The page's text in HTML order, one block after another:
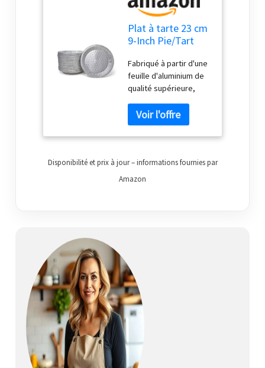
Plat à tarte 23 cm
9-Inch Pie/Tart
Fabriqué à partir d'une
feuille d'aluminium de
qualité supérieure,
empilable pour un
rangement pratique La
lèvre bouclée
en place et garantit
que vos tartes restent
congélation uniformes
; transportez votre
tarte avec facilité
Nettoyage facile et
aluminium après
utilisation et oubliez le
Disponibilité et prix à jour – informations fournies par
Amazon